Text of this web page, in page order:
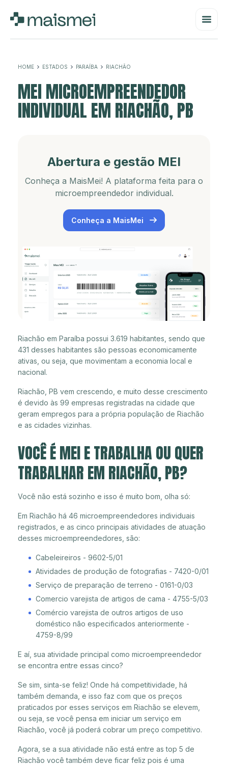
HOME ESTADOS PARAÍBA RIACHÃO
MEI MICROEMPREENDEDOR
INDIVIDUAL EM RIACHÃO, PB
Abertura e gestão MEI
Conheça a MaisMei! A plataforma feita para o
microempreendedor individual.
Conheça a MaisMei
Riachão em Paraíba possui 3.619 habitantes, sendo que
431 desses habitantes são pessoas economicamente
ativas, ou seja, que movimentam a economia local e
nacional.
Riachão, PB vem crescendo, e muito desse crescimento
é devido às 99 empresas registradas na cidade que
geram empregos para a própria população de Riachão
e as cidades vizinhas.
VOCÊ É MEI E TRABALHA OU QUER
TRABALHAR EM RIACHÃO, PB?
Você não está sozinho e isso é muito bom, olha só:
Em Riachão há 46 microempreendedores individuais
registrados, e as cinco principais atividades de atuação
desses microempreendedores, são:
Cabeleireiros - 9602-5/01
Atividades de produção de fotografias - 7420-0/01
Serviço de preparação de terreno - 0161-0/03
Comercio varejista de artigos de cama - 4755-5/03
Comércio varejista de outros artigos de uso
doméstico não especificados anteriormente -
4759-8/99
E aí, sua atividade principal como microempreendedor
se encontra entre essas cinco?
Se sim, sinta-se feliz! Onde há competitividade, há
também demanda, e isso faz com que os preços
praticados por esses serviços em Riachão se elevem,
ou seja, se você pensa em iniciar um serviço em
Riachão, você já poderá cobrar um preço competitivo.
Agora, se a sua atividade não está entre as top 5 de
Riachão você também deve ficar feliz pois é uma